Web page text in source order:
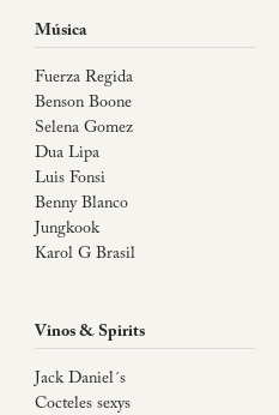
Música
Fuerza Regida
Benson Boone
Selena Gomez
Dua Lipa
Luis Fonsi
Benny Blanco
Jungkook
Karol G Brasil
Vinos & Spirits
Jack Daniel´s
Cocteles sexys